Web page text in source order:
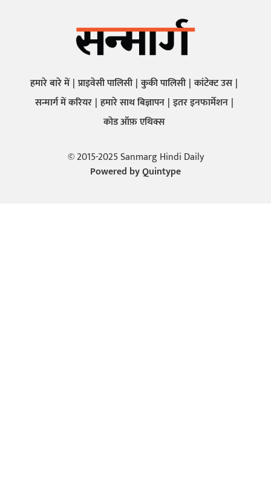
हमारे बारे में प्राइवेसी पालिसी कुकी पालिसी कांटेक्ट उस
सन्मार्ग में करियर हमारे साथ बिज्ञापन इतर इनफार्मेशन
कोड ऑफ़ एथिक्स
© 2015-2025 Sanmarg Hindi Daily
Powered byQuintype